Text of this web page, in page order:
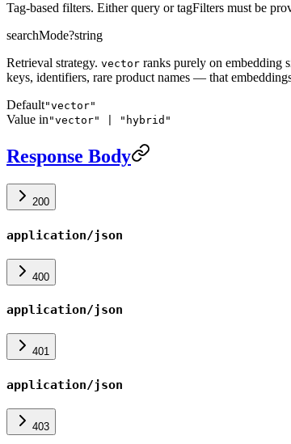
Tag-based filters. Either query or tagFilters must be
searchMode?string
Retrieval strategy. vector ranks purely on embedding
keys, identifiers, rare product names — that
Default"vector"
Value in"vector" | "hybrid"
Response Body
200
application/json
400
application/json
401
application/json
403